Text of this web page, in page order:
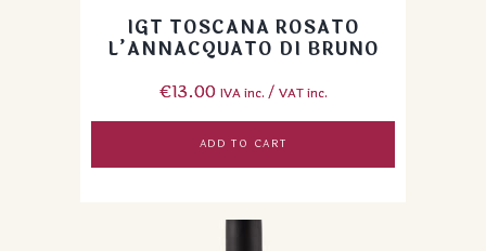
IGT TOSCANA ROSATO
L’ANNACQUATO DI BRUNO
€13.00 IVA inc. / VAT inc.
ADD TO CART